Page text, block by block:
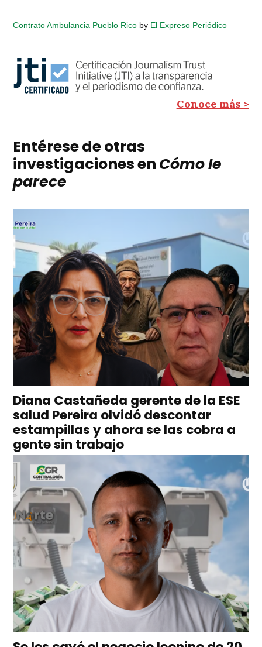
Contrato Ambulancia Pueblo Rico by El Expreso Periódico
Conoce más >
Entérese de otras
investigaciones en Cómo le
parece
Diana Castañeda gerente de la ESE
salud Pereira olvidó descontar
estampillas y ahora se las cobra a
gente sin trabajo